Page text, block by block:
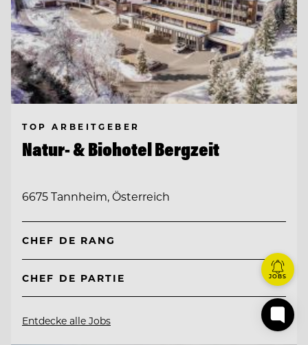
TOP ARBEITGEBER
Natur- & Biohotel Bergzeit
6675 Tannheim, Österreich
CHEF DE RANG
CHEF DE PARTIE
Entdecke alle Jobs
JOBS